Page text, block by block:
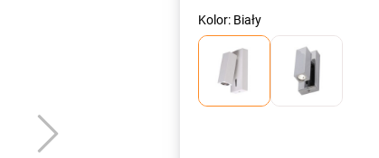
Kolor: Biały